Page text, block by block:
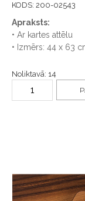
KODS: 200-02543
Apraksts:
• Ar kartes attēlu
• Izmērs: 44 x 63
Noliktavā: 14